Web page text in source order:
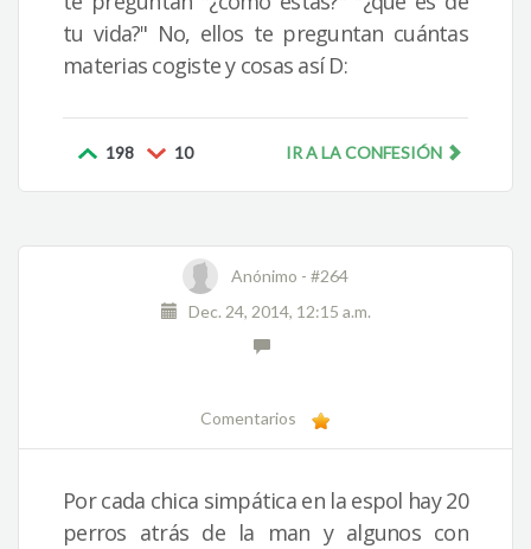
tu vida?" No, ellos te preguntan cuántas
materias cogiste y cosas así D:
198 10 IR A LA CONFESIÓN
Anónimo - #264
Dec. 24, 2014, 12:15 a.m.
Comentarios
Por cada chica simpática en la espol hay 20
perros atrás de la man y algunos con